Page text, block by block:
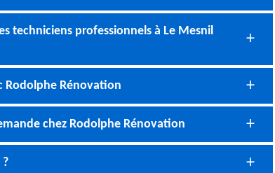
techniciens professionnels à Le Mesnil
Rodolphe Rénovation
chez Rodolphe Rénovation